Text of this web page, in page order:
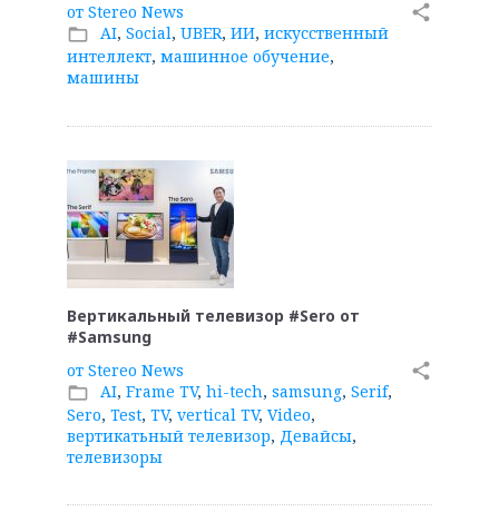
от Stereo News
folder_open AI, Social, UBER, ИИ, искусственный
интеллект, машинное обучение,
машины
share
Вертикальный телевизор #Sero от
#Samsung
от Stereo News
folder_open AI, Frame TV, hi-tech, samsung, Serif,
Sero, Test, TV, vertical TV, Video,
вертикатьный телевизор, Девайсы,
телевизоры
share